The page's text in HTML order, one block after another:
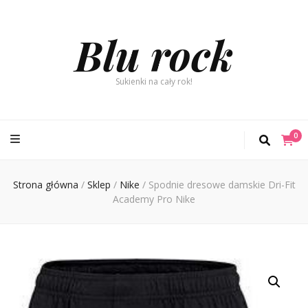
Blu rock
Sukienki na cały rok!
0
Strona główna / Sklep / Nike / Spodnie dresowe damskie Dri-Fit
Academy Pro Nike